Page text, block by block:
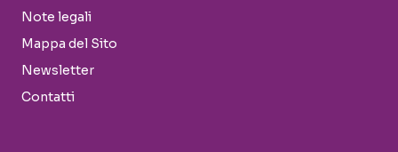
Note legali
Mappa del Sito
Newsletter
Contatti